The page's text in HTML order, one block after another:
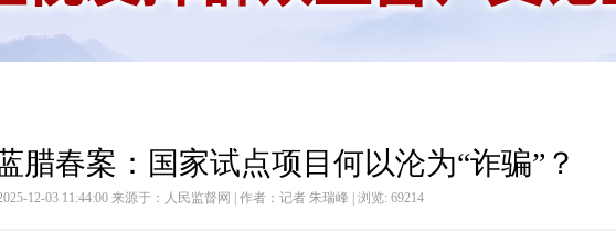
腊春案：国家试点项目何以沦为“诈骗”？
12-03 11:44:00 来源于：人民监督网 | 作者：记者 朱瑞峰 | 浏览: 69214